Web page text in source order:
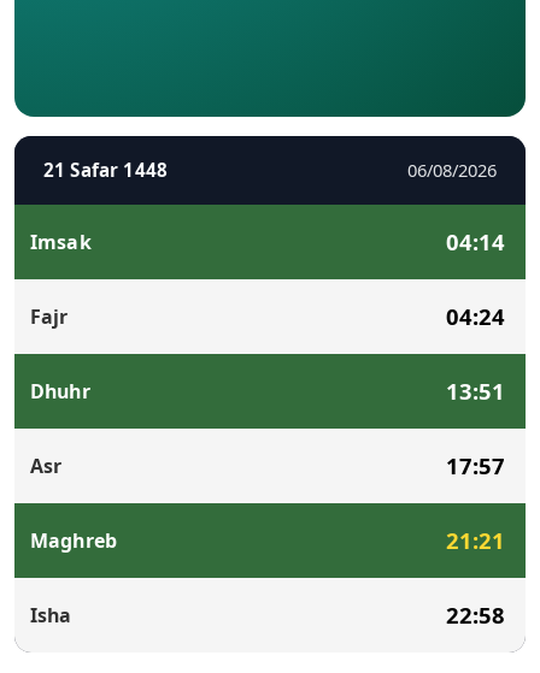
21 Safar 1448 06/08/2026
Imsak 04:14
Fajr 04:24
Dhuhr 13:51
Asr 17:57
Maghreb 21:21
Isha 22:58